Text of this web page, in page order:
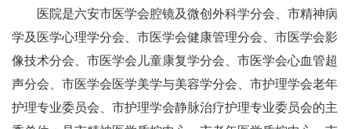
医院是六安市医学会腔镜及微创外科学分会、市精神病
学及医学心理学分会、市医学会健康管理分会、市医学会影
像技术分会、市医学会儿童康复学分会、市医学会心血管超
声分会、 市医学会医学美学与美容学分会、 市护理学会老年
护理专业委员会、市护理学会静脉治疗护理专业委员会的主